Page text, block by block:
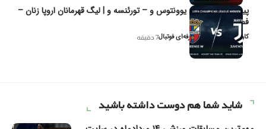
پیش‌بینی و تحلیل یوونتوس و – تورئنسه و | لیگ قهرمانان اروپا زنان –
فصل ۲۰۲۶
کاوه نیک‌فر، تحلیل‌گر حرفه‌ای فوتبال7 دقیقه
شاید شما هم دوست داشته باشید